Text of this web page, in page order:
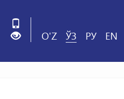
O'Z ЎЗ РУ EN